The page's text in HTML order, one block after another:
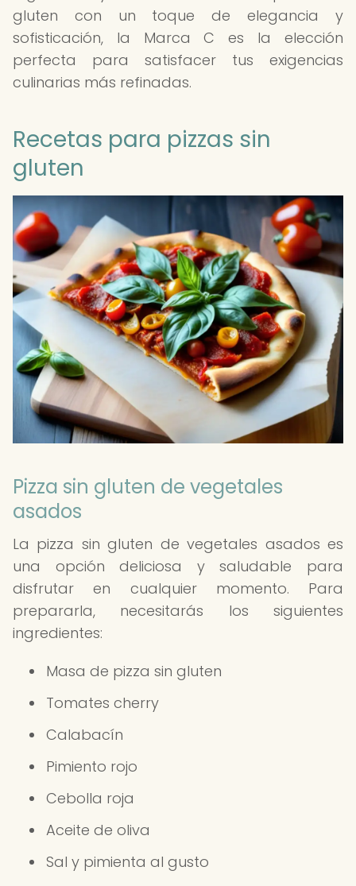
gluten con un toque de elegancia y
sofisticación, la Marca C es la elección
perfecta para satisfacer tus exigencias
culinarias más refinadas.
Recetas para pizzas sin
gluten
Pizza sin gluten de vegetales
asados
La pizza sin gluten de vegetales asados es
una opción deliciosa y saludable para
disfrutar en cualquier momento. Para
prepararla, necesitarás los siguientes
ingredientes:
Masa de pizza sin gluten
Tomates cherry
Calabacín
Pimiento rojo
Cebolla roja
Aceite de oliva
Sal y pimienta al gusto